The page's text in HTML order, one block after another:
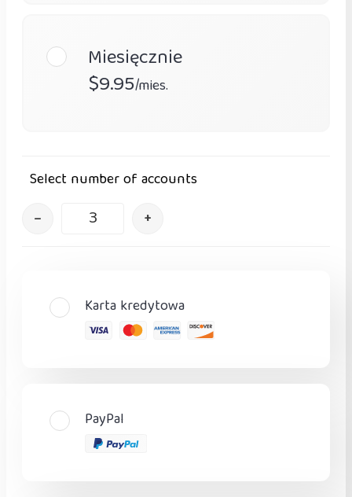
Miesięcznie
$9.95/mies.
Select number of accounts
– +
Karta kredytowa
PayPal